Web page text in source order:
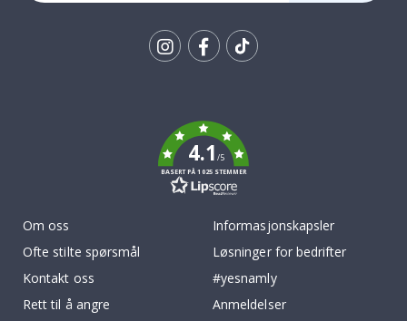
4.1/5
BASERT PÅ 1025 STEMMER
Om oss
Ofte stilte spørsmål
Kontakt oss
Rett til å angre
Informasjonskapsler
Løsninger for bedrifter
#yesnamly
Anmeldelser